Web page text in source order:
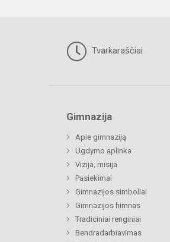
Tvarkaraščiai
Gimnazija
Apie gimnaziją
Ugdymo aplinka
Vizija, misija
Pasiekimai
Gimnazijos simboliai
Gimnazijos himnas
Tradiciniai renginiai
Bendradarbiavimas